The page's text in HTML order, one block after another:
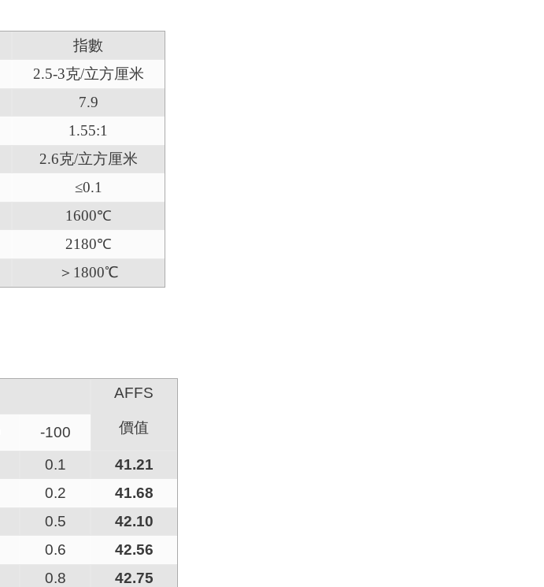
指數
2.5-3克/立方厘米
7.9
1.55:1
2.6克/立方厘米
≤0.1
1600℃
2180℃
＞1800℃
AFFS
價值
-100
0.1
41.21
0.2
41.68
0.5
42.10
0.6
42.56
0.8
42.75